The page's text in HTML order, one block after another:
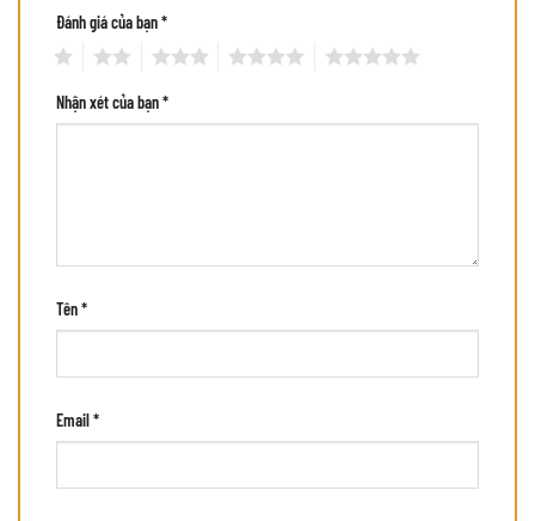
Đánh giá của bạn*
Nhận xét của bạn*
Tên*
Email*